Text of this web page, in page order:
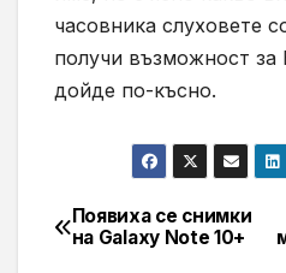
часовника слуховете
получи възможност за
дойде по-късно.
Навигация
Появиха се снимки
на Galaxy Note 10+